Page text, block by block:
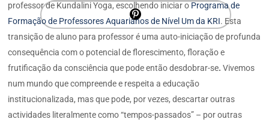
professor de Kundalini Yoga, escolhendo iniciar o Programa de
Formação de Professores Aquarianos de Nível Um da KRI. Esta
transição de aluno para professor é uma auto-iniciação de profunda
consequência com o potencial de florescimento, floração e
frutificação da consciência que pode então desdobrar-se. Vivemos
num mundo que compreende e respeita a educação
institucionalizada, mas que pode, por vezes, descartar outras
actividades literalmente como “tempos-passados” – por outras